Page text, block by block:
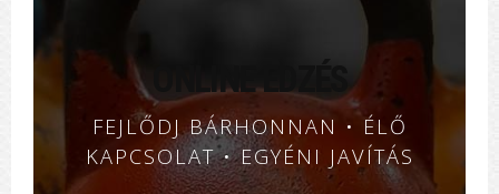
ONLINE EDZÉS
FEJLŐDJ BÁRHONNAN • ÉLŐ
KAPCSOLAT • EGYÉNI JAVÍTÁS